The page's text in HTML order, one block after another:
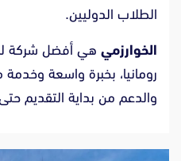
الطلاب الدوليين.
الخوارزمي هي أفضل شركة
رومانيا، بخبرة واسعة
والدعم من بداية التقديم